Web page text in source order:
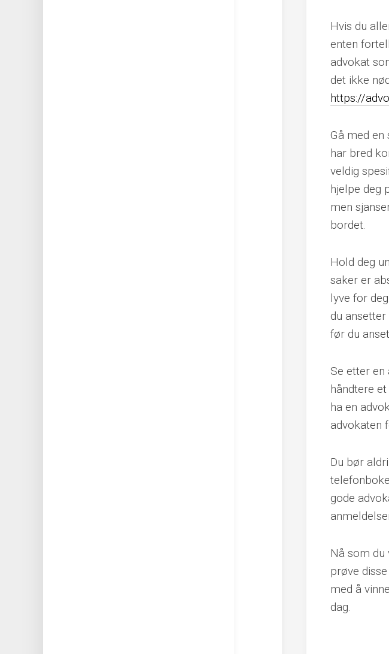
Hvis du
enten
advokat
det ikke
https://
Gå med en
har bred
veldig
hjelpe deg
men
bordet.
Hold deg
saker er
lyve for
du
før du
Se etter
håndtere
ha en
advokaten
Du bør
gode
Nå som du
prøve
med å
dag.